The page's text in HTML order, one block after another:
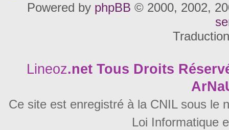
Powered by phpBB © 2000, 2002,
Lineoz.net Tous Droits
Ce site est enregistré à la CNIL sous le
Loi Informatique